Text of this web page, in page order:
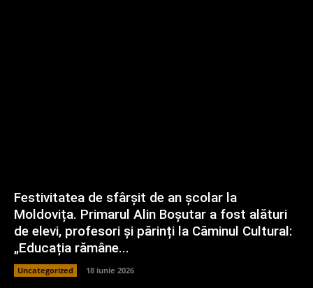
Festivitatea de sfârșit de an școlar la
Moldovița. Primarul Alin Boșutar a fost alături
de elevi, profesori și părinți la Căminul Cultural:
„Educația rămâne...
Uncategorized 18 iunie 2026